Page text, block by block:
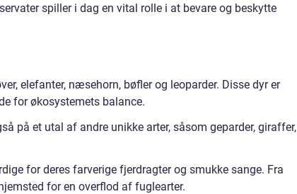
spiller i dag en vital rolle i at bevare og beskytte
elefanter, næsehorn, bøfler og leoparder. Disse dyr er
for økosystemets balance.
på et utal af andre unikke arter, såsom geparder, giraffer,
for deres farverige fjerdragter og smukke sange. Fra
for en overflod af fuglearter.